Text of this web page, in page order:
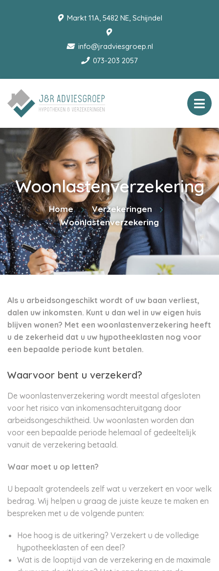
Markt 11A, 5482 NE, Schijndel
info@jradviesgroep.nl
073-203 2057
Woonlastenverzekering
Home
Verzekeringen
Woonlastenverzekering
Als u arbeidsongeschikt wordt of uw baan verliest,
dalen uw inkomsten. Kunt u dan wel in uw eigen huis
blijven wonen? Met een woonlastenverzekering heeft
u de zekerheid dat u uw hypotheeklasten nog voor
een bepaalde periode kunt betalen.
Waarvoor bent u verzekerd?
De woonlastenverzekering wordt meestal afgesloten
voor het risico van inkomensachteruitgang door
arbeidsongeschiktheid. Uw woonlasten worden dan
voor een bepaalde periode helemaal of gedeeltelijk
vanuit de verzekering betaald.
Waar moet u op letten?
U bepaalt grotendeels zelf wat u verzekert en voor welk
bedrag. Wij helpen u graag de juiste keuze te maken en
bespreken met u de volgende punten:
Hoe hoog is de uitkering? Verzekert u de volledige
hypotheeklasten of een deel?
Wat is de looptijd van de verzekering en de maximale